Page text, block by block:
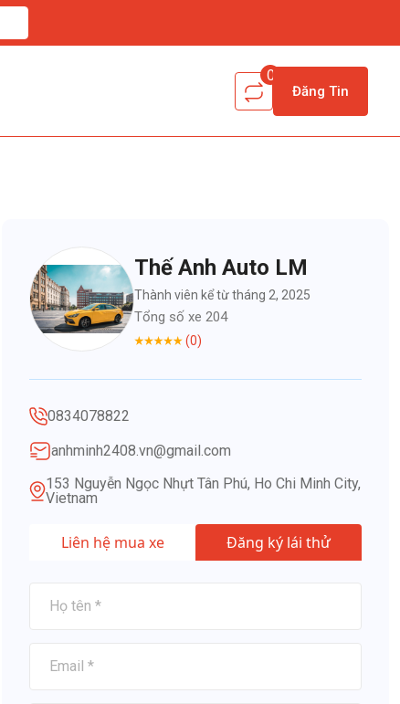
0
Đăng Tin
Thế Anh Auto LM
Thành viên kể từ tháng 2, 2025
Tổng số xe 204
(0)
0834078822
anhminh2408.vn@gmail.com
153 Nguyễn Ngọc Nhựt Tân Phú, Ho Chi Minh City,
Vietnam
Liên hệ mua xe Đăng ký lái thử